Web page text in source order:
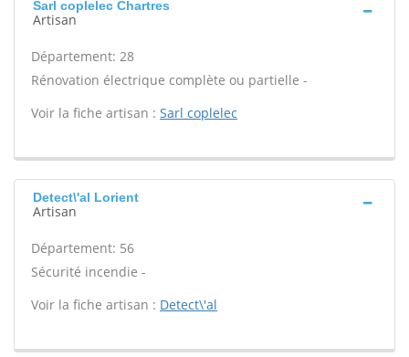
Sarl coplelec Chartres
Artisan
Département: 28
Rénovation électrique complète ou partielle -
Voir la fiche artisan : Sarl coplelec
Detect\'al Lorient
Artisan
Département: 56
Sécurité incendie -
Voir la fiche artisan : Detect\'al